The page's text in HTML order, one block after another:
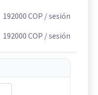
192000COP / sesión
192000COP / sesión